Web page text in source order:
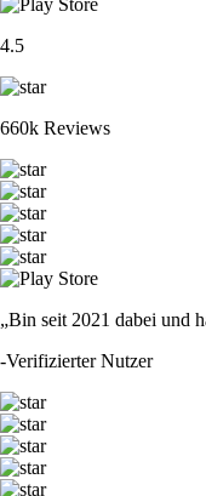
4.5
660k Reviews
„Bin seit 2021 dabei und
-Verifizierter Nutzer